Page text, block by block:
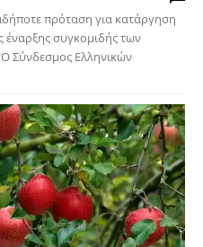
πρόταση για κατάργηση
έναρξης συγκομιδής των
Ο Σύνδεσμος Ελληνικών